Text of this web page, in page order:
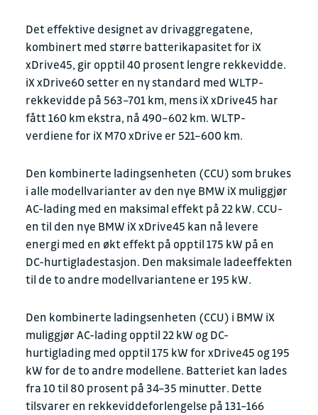
Det effektive designet av drivaggregatene,
kombinert med større batterikapasitet for iX
xDrive45, gir opptil 40 prosent lengre rekkevidde.
iX xDrive60 setter en ny standard med WLTP-
rekkevidde på 563–701 km, mens iX xDrive45 har
fått 160 km ekstra, nå 490–602 km. WLTP-
verdiene for iX M70 xDrive er 521–600 km.
Den kombinerte ladingsenheten (CCU) som brukes
i alle modellvarianter av den nye BMW iX muliggjør
AC-lading med en maksimal effekt på 22 kW. CCU-
en til den nye BMW iX xDrive45 kan nå levere
energi med en økt effekt på opptil 175 kW på en
DC-hurtigladestasjon. Den maksimale ladeeffekten
til de to andre modellvariantene er 195 kW.
Den kombinerte ladingsenheten (CCU) i BMW iX
muliggjør AC-lading opptil 22 kW og DC-
hurtiglading med opptil 175 kW for xDrive45 og 195
kW for de to andre modellene. Batteriet kan lades
fra 10 til 80 prosent på 34–35 minutter. Dette
tilsvarer en rekkeviddeforlengelse på 131–166